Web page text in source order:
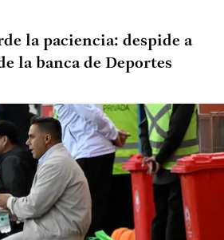
la paciencia: despide a
la banca de Deportes